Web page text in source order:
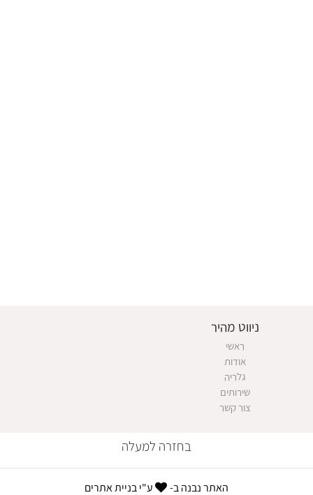
ניווט מהיר
ראשי
אודות
גלריה
שירותים
צור קשר
בחזרה למעלה
האתר נבנה ב- ע"י בניית אתרים